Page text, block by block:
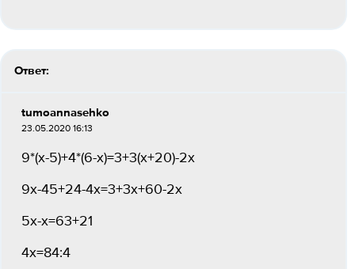
Ответ:
tumoannasehko
23.05.2020 16:13
9*(х-5)+4*(6-х)=3+3(х+20)-2х
9х-45+24-4х=3+3х+60-2х
5х-х=63+21
4х=84:4